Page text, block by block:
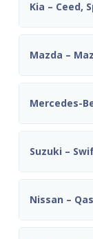
Kia – Ceed,
Mazda –
Mercedes-
Suzuki –
Nissan –